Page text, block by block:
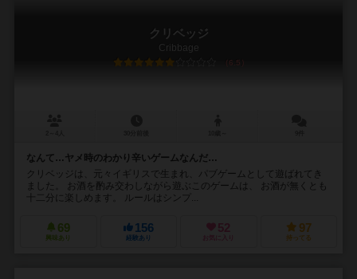
クリベッジ
Cribbage
6.5
なんて…ヤメ時のわかり辛いゲームなんだ…
クリベッジは、元々イギリスで生まれ、パブゲームとして遊ばれてき
ました。 お酒を酌み交わしながら遊ぶこのゲームは、 お酒が無くとも
十二分に楽しめます。 ルールはシンプ...
69
興味あり
156
経験あり
52
お気に入り
97
持ってる